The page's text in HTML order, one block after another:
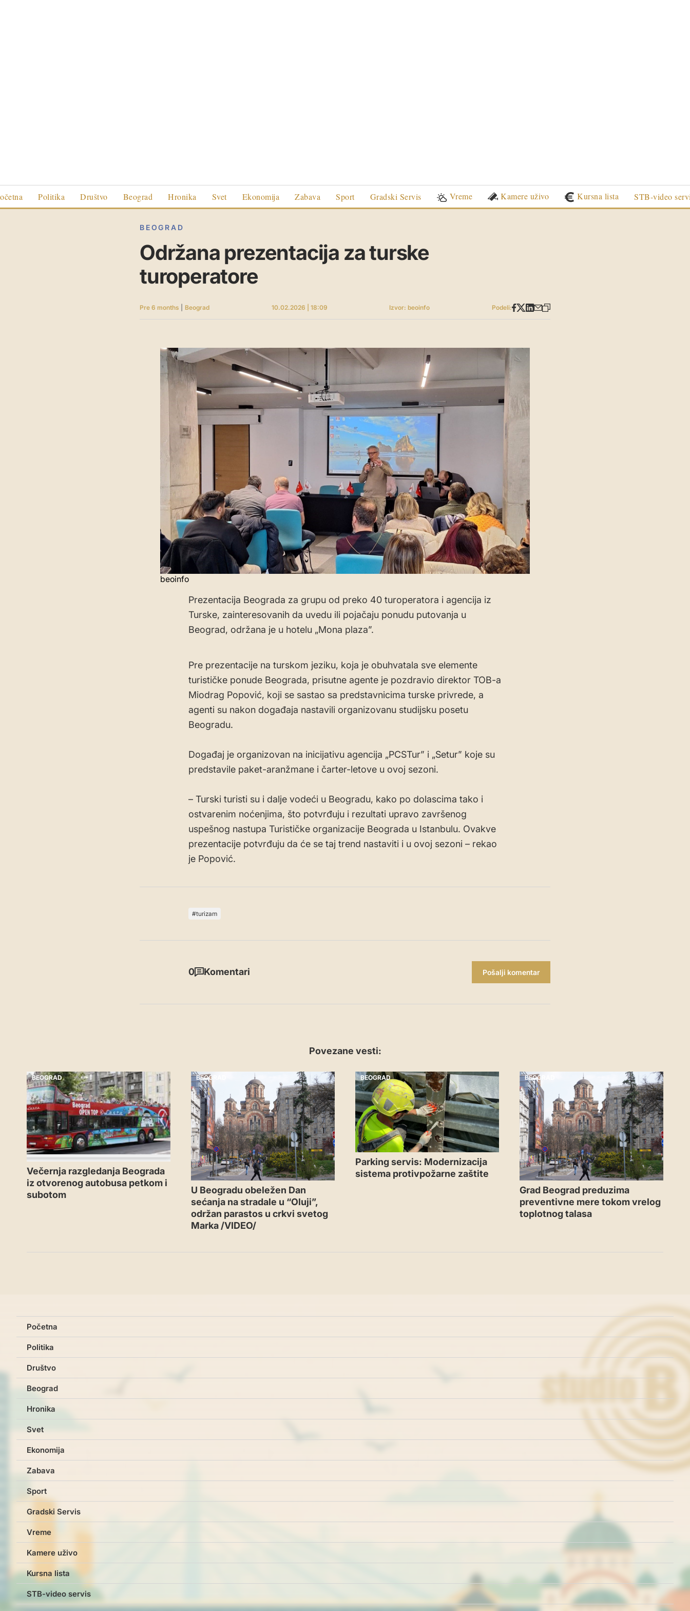
Politika Društvo Beograd Hronika Svet Ekonomija Zabava Sport Gradski Servis Vreme Kamere uživo Kursna lista STB-video
BEOGRAD
Održana prezentacija za turske
turoperatore
Pre 6 months Beograd 10.02.2026 | 18:09 Izvor: beoinfo Podeli:
beoinfo
Prezentacija Beograda za grupu od preko 40 turoperatora i agencija iz
Turske, zainteresovanih da uvedu ili pojačaju ponudu putovanja u
Beograd, održana je u hotelu „Mona plaza”.
Pre prezentacije na turskom jeziku, koja je obuhvatala sve elemente
turističke ponude Beograda, prisutne agente je pozdravio direktor TOB-a
Miodrag Popović, koji se sastao sa predstavnicima turske privrede, a
agenti su nakon događaja nastavili organizovanu studijsku posetu
Beogradu.
Događaj je organizovan na inicijativu agencija „PCSTur” i „Setur” koje su
predstavile paket-aranžmane i čarter-letove u ovoj sezoni.
– Turski turisti su i dalje vodeći u Beogradu, kako po dolascima tako i
ostvarenim noćenjima, što potvrđuju i rezultati upravo završenog
uspešnog nastupa Turističke organizacije Beograda u Istanbulu. Ovakve
prezentacije potvrđuju da će se taj trend nastaviti i u ovoj sezoni – rekao
je Popović.
turizam
0 Komentari Pošalji komentar
Povezane vesti:
BEOGRAD
Večernja razgledanja Beograda
iz otvorenog autobusa petkom i
subotom
BEOGRAD
U Beogradu obeležen Dan
sećanja na stradale u “Oluji”,
održan parastos u crkvi svetog
Marka /VIDEO/
BEOGRAD
Parking servis: Modernizacija
sistema protivpožarne zaštite
BEOGRAD
Grad Beograd preduzima
preventivne mere tokom vrelog
toplotnog talasa
Početna
Politika
Društvo
Beograd
Hronika
Svet
Ekonomija
Zabava
Sport
Gradski Servis
Vreme
Kamere uživo
Kursna lista
STB-video servis